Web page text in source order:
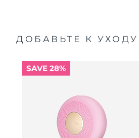
ДОБАВЬТЕ К УХОДУ
SAVE 28%